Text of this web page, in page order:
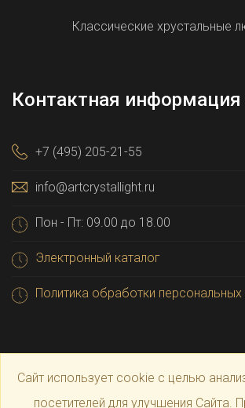
Классические хрустальные
Контактная информация
+7 (495) 205-21-55
info@artcrystallight.ru
Пон - Пт: 09.00 до 18.00
Электронный каталог
Политика обработки персональных
Сайт использует cookie с целью
посетителей для улучшения Сайта.